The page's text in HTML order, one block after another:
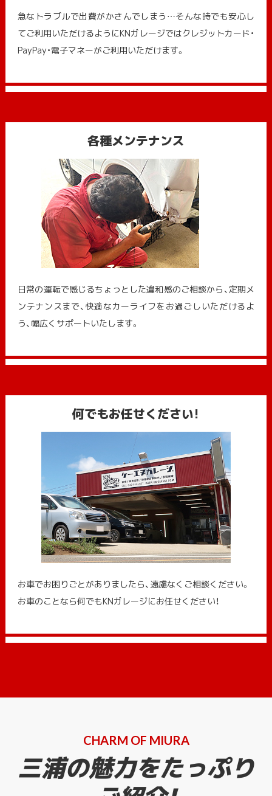
急なトラブルで出費がかさんでしまう…そんな時でも安心し
てご利用いただけるようにKNガレージではクレジットカード・
PayPay・電子マネーがご利用いただけます。
各種メンテナンス
日常の運転で感じるちょっとした違和感のご相談から、定期メ
ンテナンスまで、快適なカーライフをお過ごしいただけるよ
う、幅広くサポートいたします。
何でもお任せください!
お車でお困りごとがありましたら、遠慮なくご相談ください。
お車のことなら何でもKNガレージにお任せください！
CHARM OF MIURA
三浦の魅力をたっぷり